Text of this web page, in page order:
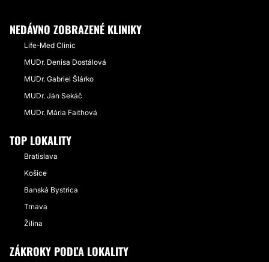
NEDÁVNO ZOBRAZENÉ KLINIKY
Life-Med Clinic
MUDr. Denisa Dostálová
MUDr. Gabriel Šlárko
MUDr. Ján Sekáč
MUDr. Mária Faithová
TOP LOKALITY
Bratislava
Košice
Banská Bystrica
Trnava
Žilina
ZÁKROKY PODĽA LOKALITY